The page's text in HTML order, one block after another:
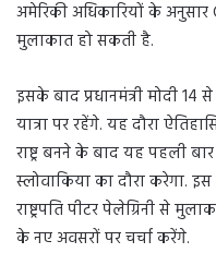
अमेरिकी अधिकारियों के
मुलाकात हो सकती है.
इसके बाद प्रधानमंत्री मोदी
यात्रा पर रहेंगे. यह दौरा
राष्ट्र बनने के बाद यह पहली
स्लोवाकिया का दौरा करेगा. इस
राष्ट्रपति पीटर पेलेग्रिनी से
के नए अवसरों पर चर्चा करेंगे.